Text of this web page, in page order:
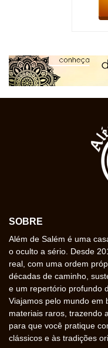
SOBRE
Além de Salém é uma
o oculto a sério. Desde
real, com uma ordem
décadas de caminho,
e um repertório profundo
Viajamos pelo mundo em
materiais raros, trazendo
para que você pratique
clássicos e às tradições